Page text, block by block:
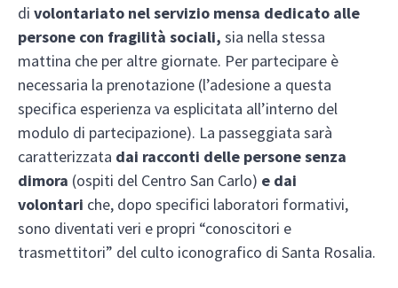
di volontariato nel servizio mensa dedicato alle
persone con fragilità sociali, sia nella stessa
mattina che per altre giornate. Per partecipare è
necessaria la prenotazione (l’adesione a questa
specifica esperienza va esplicitata all’interno del
modulo di partecipazione). La passeggiata sarà
caratterizzata dai racconti delle persone senza
dimora (ospiti del Centro San Carlo) e dai
volontari che, dopo specifici laboratori formativi,
sono diventati veri e propri “conoscitori e
trasmettitori” del culto iconografico di Santa Rosalia.